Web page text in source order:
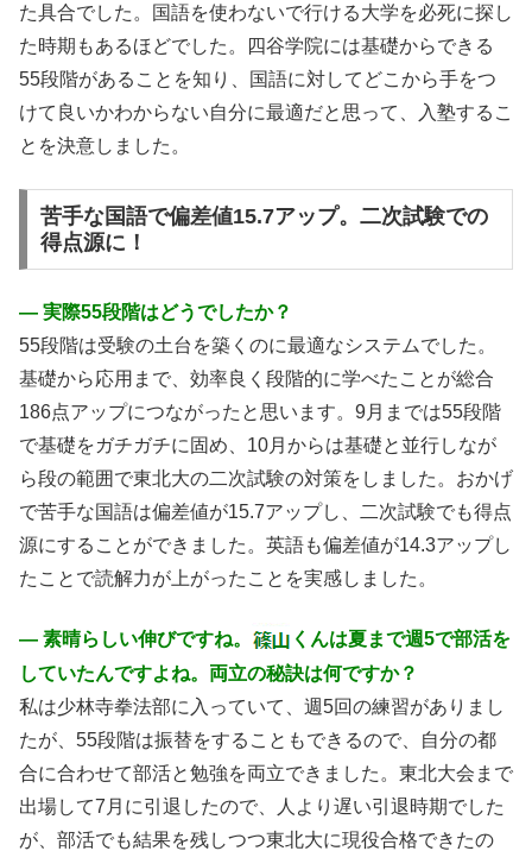
た具合でした。国語を使わないで行ける大学を必死に探し
た時期もあるほどでした。四谷学院には基礎からできる
55段階があることを知り、国語に対してどこから手をつ
けて良いかわからない自分に最適だと思って、入塾するこ
とを決意しました。
苦手な国語で偏差値15.7アップ。二次試験での
得点源に！
― 実際55段階はどうでしたか？
55段階は受験の土台を築くのに最適なシステムでした。
基礎から応用まで、効率良く段階的に学べたことが総合
186点アップにつながったと思います。9月までは55段階
で基礎をガチガチに固め、10月からは基礎と並行しなが
ら段の範囲で東北大の二次試験の対策をしました。おかげ
で苦手な国語は偏差値が15.7アップし、二次試験でも得点
源にすることができました。英語も偏差値が14.3アップし
たことで読解力が上がったことを実感しました。
― 素晴らしい伸びですね。
くんは夏まで週5で部活を
していたんですよね。両立の秘訣は何ですか？
私は少林寺拳法部に入っていて、週5回の練習がありまし
たが、55段階は振替をすることもできるので、自分の都
合に合わせて部活と勉強を両立できました。東北大会まで
出場して7月に引退したので、人より遅い引退時期でした
が、部活でも結果を残しつつ東北大に現役合格できたの